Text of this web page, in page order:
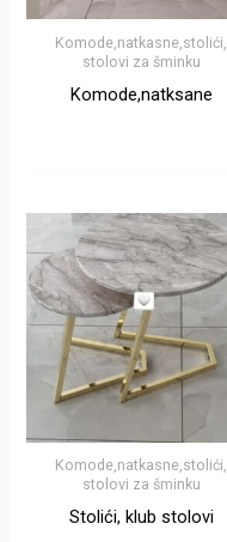
Komode,natkasne,stolići,
stolovi za šminku
Komode,natksane
Komode,natkasne,stolići,
stolovi za šminku
Stolići, klub stolovi